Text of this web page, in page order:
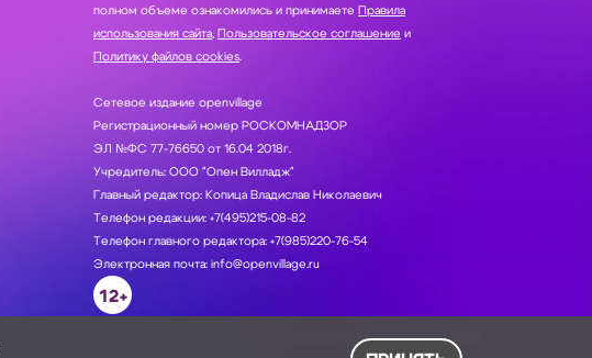
полном объеме ознакомились и принимаете Правила
использования сайта Пользовательское соглашение и
Политику файлов cookies.
Сетевое издание openvillage
Регистрационный номер РОСКОМНАДЗОР
ЭЛ №ФС 77-76650 от 16.04 2018г.
Учредитель: ООО "Опен Вилладж"
Главный редактор: Копица Владислав Николаевич
Телефон редакции: +7(495)215-08-82
Телефон главного редактора: +7(985)220-76-54
Электронная почта: info@openvillage.ru
12+